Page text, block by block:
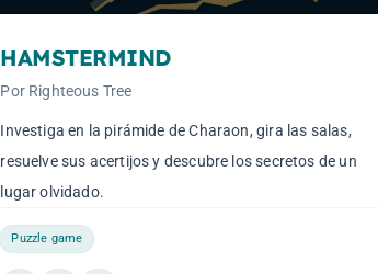
HAMSTERMIND
Por Righteous Tree
Investiga en la pirámide de Charaon, gira las salas,
resuelve sus acertijos y descubre los secretos de un
lugar olvidado.
Puzzle game